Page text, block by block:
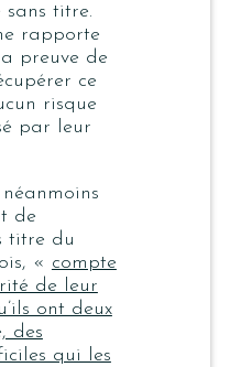
sans titre.
rapporte
preuve de
ce
risque
par leur
de
titre du
« compte
de leur
ont deux
des
qui les